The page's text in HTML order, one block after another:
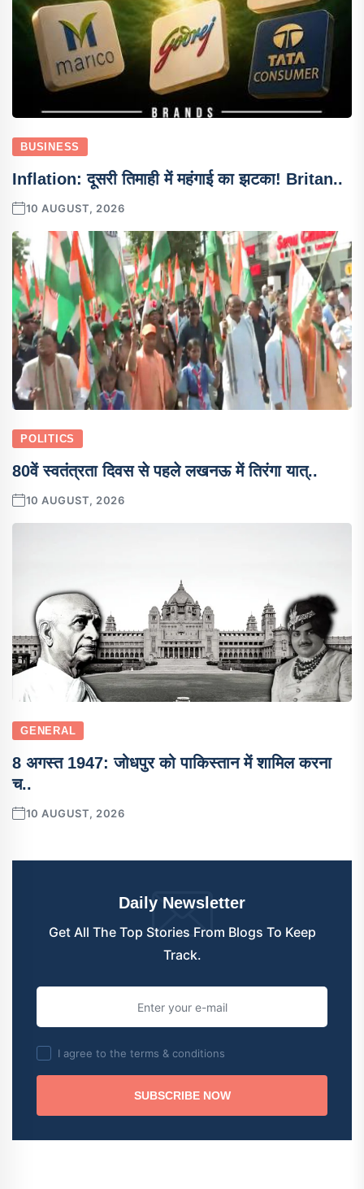
BUSINESS
Inflation: दूसरी तिमाही में महंगाई का झटका! Britan..
10 AUGUST, 2026
POLITICS
80वें स्वतंत्रता दिवस से पहले लखनऊ में तिरंगा यात्..
10 AUGUST, 2026
GENERAL
8 अगस्त 1947: जोधपुर को पाकिस्तान में शामिल करना
च..
10 AUGUST, 2026
Daily Newsletter
Get All The Top Stories From Blogs To Keep
Track.
I agree to the terms & conditions
SUBSCRIBE NOW